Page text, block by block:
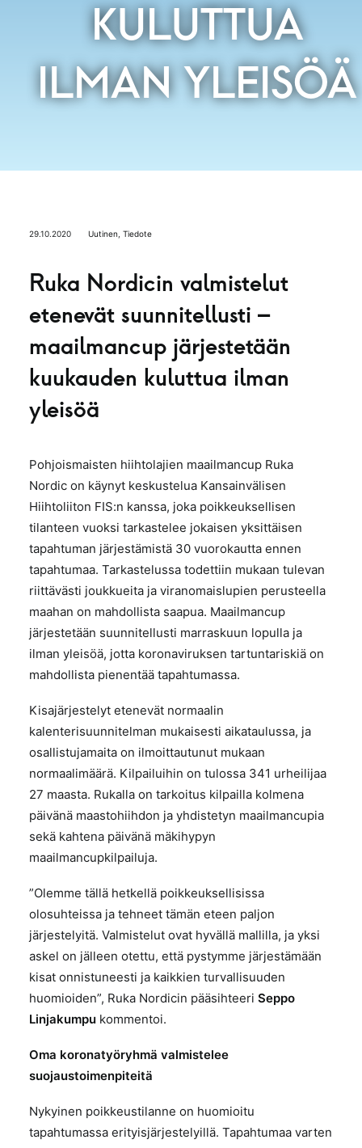
KULUTTUA
ILMAN YLEISÖÄ
29.10.2020 Uutinen Tiedote
Ruka Nordicin valmistelut
etenevät suunnitellusti –
maailmancup järjestetään
kuukauden kuluttua ilman
yleisöä
Pohjoismaisten hiihtolajien maailmancup Ruka
Nordic on käynyt keskustelua Kansainvälisen
Hiihtoliiton FIS:n kanssa, joka poikkeuksellisen
tilanteen vuoksi tarkastelee jokaisen yksittäisen
tapahtuman järjestämistä 30 vuorokautta ennen
tapahtumaa. Tarkastelussa todettiin mukaan tulevan
riittävästi joukkueita ja viranomaislupien perusteella
maahan on mahdollista saapua. Maailmancup
järjestetään suunnitellusti marraskuun lopulla ja
ilman yleisöä, jotta koronaviruksen tartuntariskiä on
mahdollista pienentää tapahtumassa.
Kisajärjestelyt etenevät normaalin
kalenterisuunnitelman mukaisesti aikataulussa, ja
osallistujamaita on ilmoittautunut mukaan
normaalimäärä. Kilpailuihin on tulossa 341 urheilijaa
27 maasta. Rukalla on tarkoitus kilpailla kolmena
päivänä maastohiihdon ja yhdistetyn maailmancupia
sekä kahtena päivänä mäkihypyn
maailmancupkilpailuja.
”Olemme tällä hetkellä poikkeuksellisissa
olosuhteissa ja tehneet tämän eteen paljon
järjestelyitä. Valmistelut ovat hyvällä mallilla, ja yksi
askel on jälleen otettu, että pystymme järjestämään
kisat onnistuneesti ja kaikkien turvallisuuden
huomioiden”, Ruka Nordicin pääsihteeri Seppo
Linjakumpu kommentoi.
Oma koronatyöryhmä valmistelee
suojaustoimenpiteitä
Nykyinen poikkeustilanne on huomioitu
tapahtumassa erityisjärjestelyillä. Tapahtumaa varten